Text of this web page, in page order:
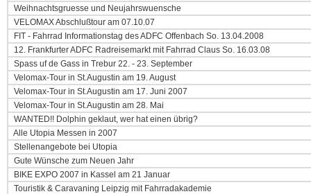
Weihnachtsgruesse und Neujahrswuensche
VELOMAX Abschlußtour am 07.10.07
FIT - Fahrrad Informationstag des ADFC Offenbach So. 13.04.2008
12. Frankfurter ADFC Radreisemarkt mit Fahrrad Claus So. 16.03.08
Spass uf de Gass in Trebur 22. - 23. September
Velomax-Tour in St.Augustin am 19. August
Velomax-Tour in St.Augustin am 17. Juni 2007
Velomax-Tour in St.Augustin am 28. Mai
WANTED!! Dolphin geklaut, wer hat einen übrig?
Alle Utopia Messen in 2007
Stellenangebote bei Utopia
Gute Wünsche zum Neuen Jahr
BIKE EXPO 2007 in Kassel am 21 Januar
Touristik & Caravaning Leipzig mit Fahrradakademie